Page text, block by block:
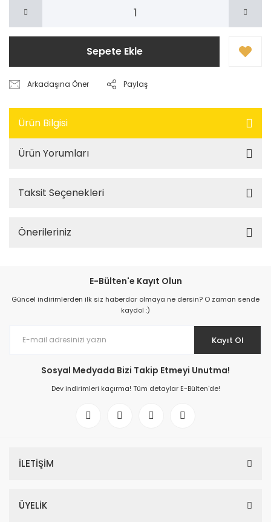
Sepete Ekle
Arkadaşına Öner Paylaş
Ürün Bilgisi
Ürün Yorumları
Taksit Seçenekleri
Önerileriniz
E-Bülten'e Kayıt Olun
Güncel indirimlerden ilk siz haberdar olmaya ne dersin? O zaman sende
kaydol :)
Kayıt Ol
Sosyal Medyada Bizi Takip Etmeyi Unutma!
Dev indirimleri kaçırma! Tüm detaylar E-Bülten'de!
İLETİŞİM
ÜYELİK